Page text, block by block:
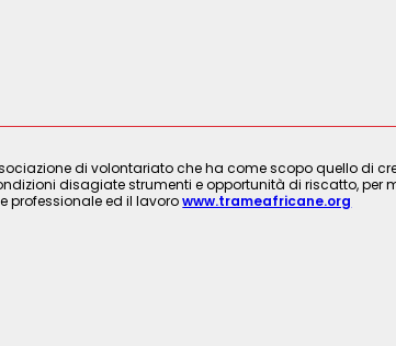
di volontariato che ha come scopo quello di
disagiate strumenti e opportunità di riscatto, per
professionale ed il lavorowww.trameafricane.org